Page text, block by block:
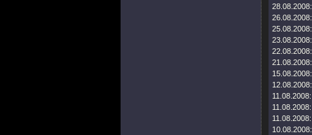
28.08.2008:
26.08.2008:
25.08.2008:
23.08.2008:
22.08.2008:
21.08.2008:
15.08.2008:
12.08.2008:
11.08.2008:
11.08.2008:
11.08.2008:
10.08.2008: